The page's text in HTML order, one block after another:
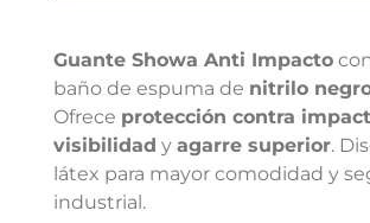
Guante Showa Anti Impacto
baño de espuma de nitrilo
Ofrece protección contra
visibilidad y agarre superior.
látex para mayor comodidad y
industrial.